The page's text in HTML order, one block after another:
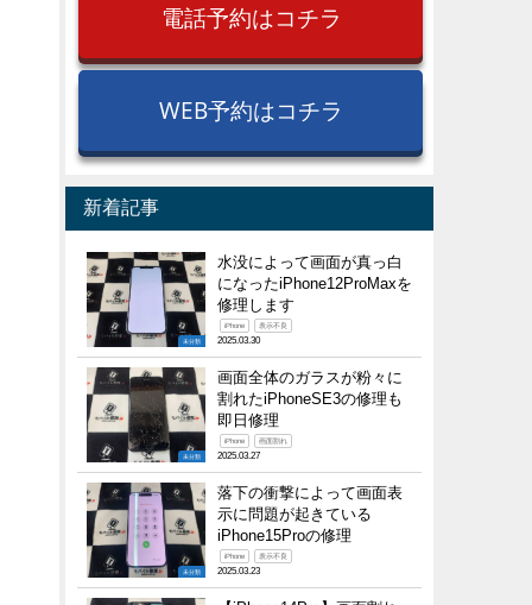
電話予約はコチラ
WEB予約はコチラ
新着記事
未分類
水没によって画面が真っ白
になったiPhone12ProMaxを
修理します
iPhone 表示不良
2025.03.30
未分類
画面全体のガラスが粉々に
割れたiPhoneSE3の修理も
即日修理
iPhone 画面割れ
2025.03.27
未分類
落下の衝撃によって画面表
示に問題が起きている
iPhone15Proの修理
iPhone 表示不良
2025.03.23